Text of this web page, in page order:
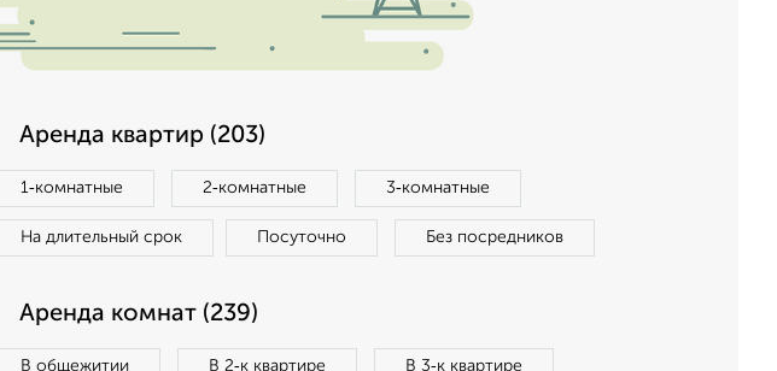
Аренда квартир (203)
1‑комнатные 2‑комнатные 3‑комнатные
На длительный срок Посуточно Без посредников
Аренда комнат (239)
В общежитии В 2‑к квартире В 3‑к квартире